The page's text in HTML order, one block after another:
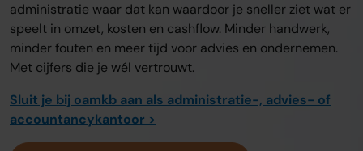
administratie waar dat kan waardoor je sneller ziet wat er
speelt in omzet, kosten en cashflow. Minder handwerk,
minder fouten en meer tijd voor advies en ondernemen.
Met cijfers die je wél vertrouwt.
Sluit je bij oamkb aan als administratie-, advies- of
accountancykantoor >